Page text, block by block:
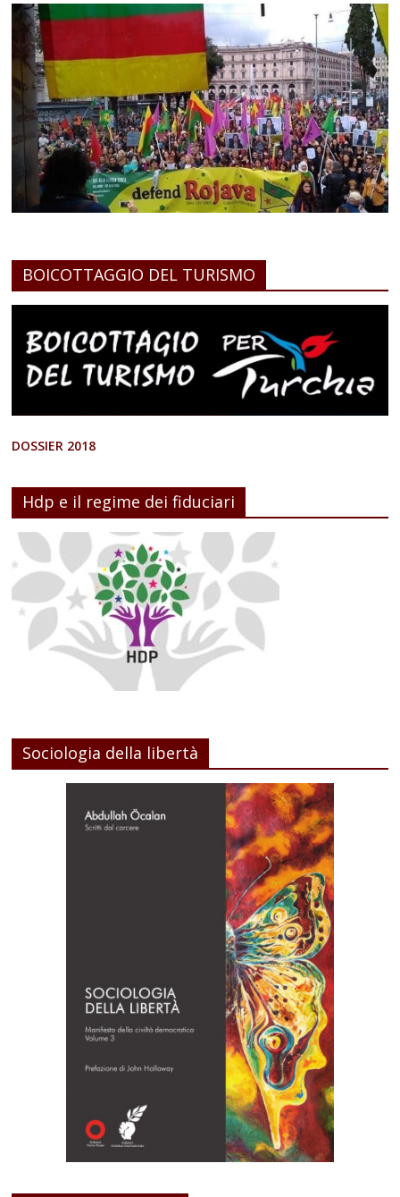
BOICOTTAGGIO DEL TURISMO
DOSSIER 2018
Hdp e il regime dei fiduciari
Sociologia della libertà